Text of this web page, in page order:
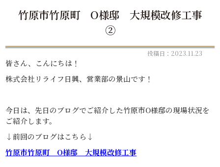
竹原市竹原町 O様邸 大規模改修工事
②
投稿日：2023.11.23
皆さん、こんにちは！
株式会社リライフ日興、営業部の景山です！
今日は、先日のブログでご紹介した竹原市O様邸の現場状況を
ご紹介します。
↓前回のブログはこちら↓
竹原市竹原町 O様邸 大規模改修工事